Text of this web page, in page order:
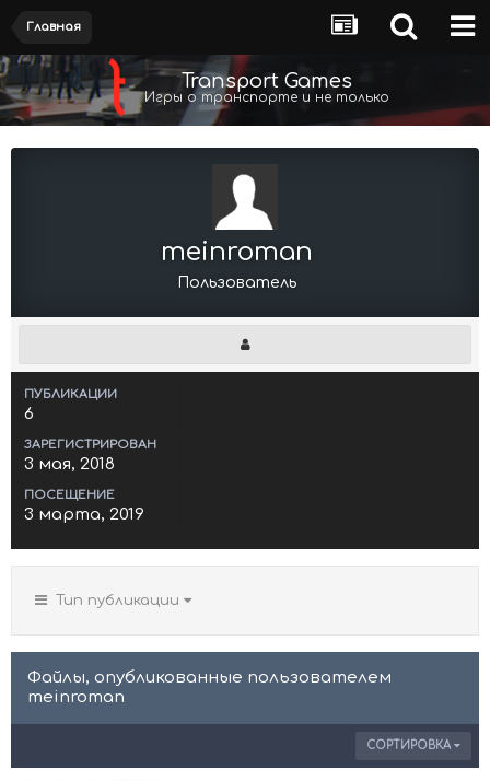
Главная
Transport Games
Игры о транспорте и не только
meinroman
Пользователь
ПУБЛИКАЦИИ
6
ЗАРЕГИСТРИРОВАН
3 мая, 2018
ПОСЕЩЕНИЕ
3 марта, 2019
Тип публикации
Файлы, опубликованные пользователем
meinroman
СОРТИРОВКА